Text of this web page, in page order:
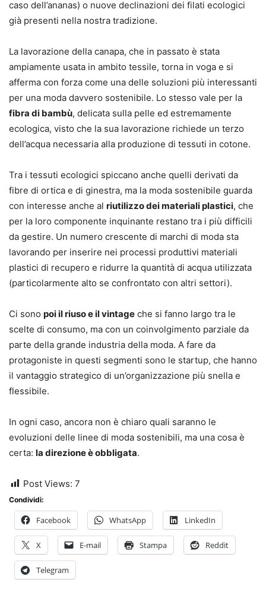
caso dell’ananas) o nuove declinazioni dei filati ecologici
già presenti nella nostra tradizione.
La lavorazione della canapa, che in passato è stata
ampiamente usata in ambito tessile, torna in voga e si
afferma con forza come una delle soluzioni più interessanti
per una moda davvero sostenibile. Lo stesso vale per la
fibra di bambù, delicata sulla pelle ed estremamente
ecologica, visto che la sua lavorazione richiede un terzo
dell’acqua necessaria alla produzione di tessuti in cotone.
Tra i tessuti ecologici spiccano anche quelli derivati da
fibre di ortica e di ginestra, ma la moda sostenibile guarda
con interesse anche al riutilizzo dei materiali plastici, che
per la loro componente inquinante restano tra i più difficili
da gestire. Un numero crescente di marchi di moda sta
lavorando per inserire nei processi produttivi materiali
plastici di recupero e ridurre la quantità di acqua utilizzata
(particolarmente alto se confrontato con altri settori).
Ci sono poi il riuso e il vintage che si fanno largo tra le
scelte di consumo, ma con un coinvolgimento parziale da
parte della grande industria della moda. A fare da
protagoniste in questi segmenti sono le startup, che hanno
il vantaggio strategico di un’organizzazione più snella e
flessibile.
In ogni caso, ancora non è chiaro quali saranno le
evoluzioni delle linee di moda sostenibili, ma una cosa è
certa: la direzione è obbligata.
Post Views: 7
Condividi:
Facebook WhatsApp LinkedIn
X E-mail Stampa Reddit
Telegram